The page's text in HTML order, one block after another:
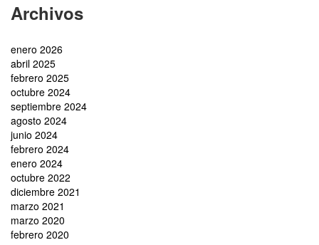
Archivos
enero 2026
abril 2025
febrero 2025
octubre 2024
septiembre 2024
agosto 2024
junio 2024
febrero 2024
enero 2024
octubre 2022
diciembre 2021
marzo 2021
marzo 2020
febrero 2020